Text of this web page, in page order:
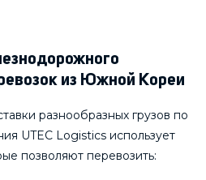
из Южной Кореи
разнообразных грузов по
UTEC Logistics использует
позволяют перевозить: